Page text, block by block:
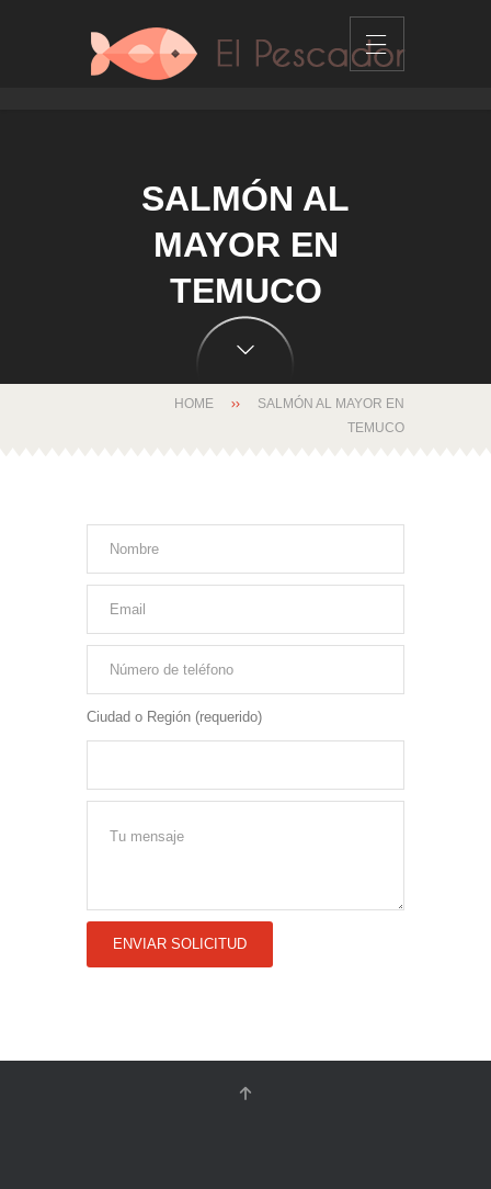
SALMÓN AL
MAYOR EN
TEMUCO
HOME
SALMÓN AL MAYOR EN
TEMUCO
Ciudad o Región (requerido)